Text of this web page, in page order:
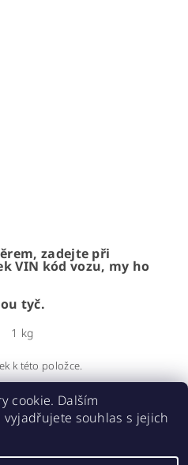
zadejte při
VIN kód vozu, my ho
tyč.
1 kg
k této položce.
cookie. Dalším
souhlas s jejich